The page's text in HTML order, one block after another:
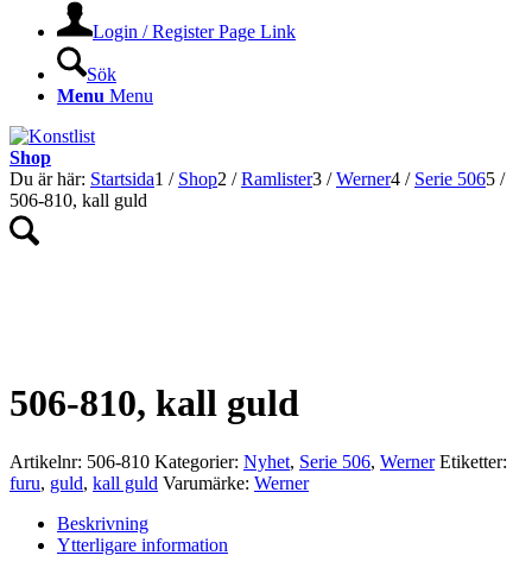
Login / Register Page Link
Sök
Menu Menu
Shop
Du är här: Startsida1 / Shop2 / Ramlister3 / Werner4 / Serie 5065 /
506-810, kall guld
506-810, kall guld
Artikelnr: 506-810 Kategorier: Nyhet, Serie 506, Werner Etiketter:
furu, guld, kall guld Varumärke: Werner
Beskrivning
Ytterligare information